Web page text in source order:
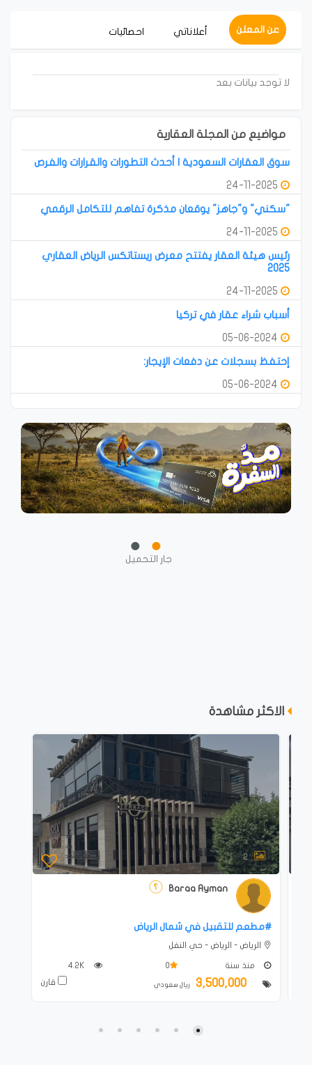
عن المعلن أعلاناتي احصائيات
لا توجد بيانات بعد
مواضيع من المجلة العقارية
سوق العقارات السعودية | أحدث التطورات والقرارات والفرص
"سكني" و"جاهز" يوقعان مذكرة تفاهم للتكامل الرقمي
رئيس هيئة العقار يفتتح معرض ريستاتكس الرياض العقاري
2025
أسباب شراء عقار في تركيا
إحتفظ بسجلات عن دفعات الإيجار:
جار التحميل
الاكثر مشاهدة
2
Baraa Ayman
#‎مطعم للتقبيل في شمال الرياض
الرياض - الرياض - حي النفل
منذ سنة 0
3,500,000 ريال سعودي قارن